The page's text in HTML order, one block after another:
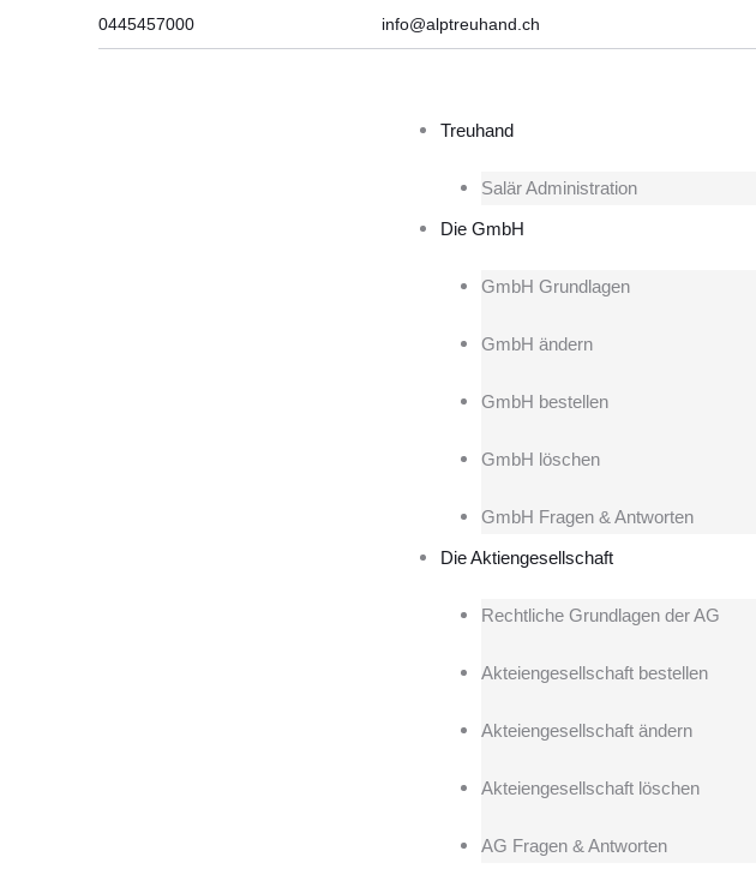
0445457000 info@alptreuhand.ch
Treuhand
Salär Administration
Die GmbH
GmbH Grundlagen
GmbH ändern
GmbH bestellen
GmbH löschen
GmbH Fragen & Antworten
Die Aktiengesellschaft
Rechtliche Grundlagen der AG
Akteiengesellschaft bestellen
Akteiengesellschaft ändern
Akteiengesellschaft löschen
AG Fragen & Antworten